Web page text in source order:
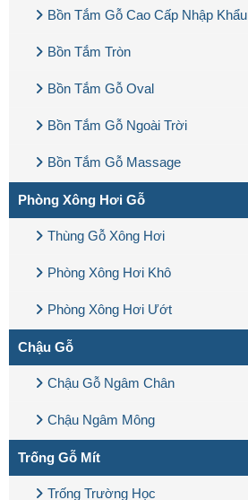
Bồn Tắm Gỗ Cao Cấp Nhập Khẩu
Bồn Tắm Tròn
Bồn Tắm Gỗ Oval
Bồn Tắm Gỗ Ngoài Trời
Bồn Tắm Gỗ Massage
Phòng Xông Hơi Gỗ
Thùng Gỗ Xông Hơi
Phòng Xông Hơi Khô
Phòng Xông Hơi Ướt
Chậu Gỗ
Chậu Gỗ Ngâm Chân
Chậu Ngâm Mông
Trống Gỗ Mít
Trống Trường Học